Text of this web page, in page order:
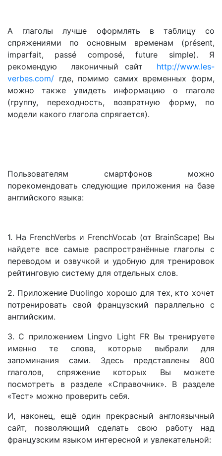
А глаголы лучше оформлять в таблицу со
спряжениями по основным временам (présent,
imparfait, passé composé, future simple). Я
рекомендую лаконичный сайт http://www.les-
verbes.com/ где, помимо самих временных форм,
можно также увидеть информацию о глаголе
(группу, переходность, возвратную форму, по
модели какого глагола спрягается).
Пользователям смартфонов можно
порекомендовать следующие приложения на базе
английского языка:
1. На FrenchVerbs и FrenchVocab (от BrainScape) Вы
найдете все самые распространённые глаголы с
переводом и озвучкой и удобную для тренировок
рейтинговую систему для отдельных слов.
2. Приложение Duolingo хорошо для тех, кто хочет
потренировать свой французский параллельно с
английским.
3. С приложением Lingvo Light FR Вы тренируете
именно те слова, которые выбрали для
запоминания сами. Здесь представлены 800
глаголов, спряжение которых Вы можете
посмотреть в разделе «Справочник». В разделе
«Тест» можно проверить себя.
И, наконец, ещё один прекрасный англоязычный
сайт, позволяющий сделать свою работу над
французским языком интересной и увлекательной: